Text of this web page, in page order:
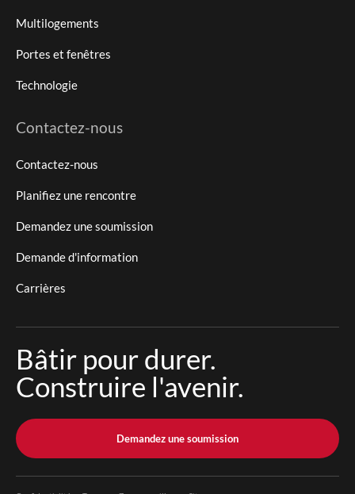
Multilogements
Portes et fenêtres
Technologie
Contactez-nous
Contactez-nous
Planifiez une rencontre
Demandez une soumission
Demande d'information
Carrières
Bâtir pour durer.
Construire l'avenir.
Demandez une soumission